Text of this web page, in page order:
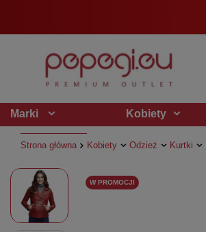
Marki Kobiety
Strona główna Kobiety Odzież Kurtki
W PROMOCJI